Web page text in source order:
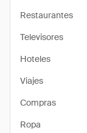
Restaurantes
Televisores
Hoteles
Viajes
Compras
Ropa